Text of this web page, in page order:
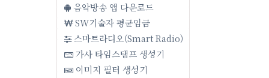
음악방송 앱 다운로드
SW기술자 평균임금
스마트라디오(Smart Radio)
가사 타임스탬프 생성기
이미지 필터 생성기